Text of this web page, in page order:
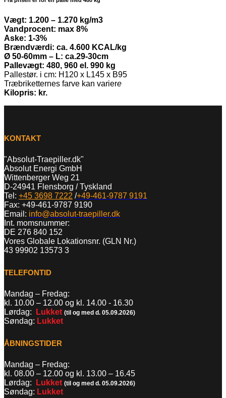
Vægt: 1.200 – 1.270 kg/m3
Vandprocent: max 8%
Aske: 1-3%
Brændværdi: ca. 4.600 KCAL/kg
Ø 50-60mm – L: ca.29-30cm
Pallevægt: 480, 960 el. 990 kg
Pallestør. i cm: H120 x L145 x B95
Træbriketternes farve kan variere
Kilopris: kr.
KONTAKT
"Absolut-Traepiller.dk"
Absolut Energi GmbH
Wittenberger Weg 21
D-24941 Flensborg / Tyskland
Tel: +45 3698 7222 /+49-461-9787 9191
Fax: +49-461-9787 9190
Email: info@absolut-traepiller.dk
Int. momsnummer:
DE 276 840 152
Vores Globale Lokationsnr. (GLN Nr.)
43 99902 13573 3
TELEFONTID
Mandag – Fredag:
kl. 10.00 – 12.00 og kl. 14.00 - 16.30
Lørdag:
Lukket (til og med d. 05.09.2026)
Søndag: Lukket
ÅBNINGSTIDER
Mandag – Fredag:
kl. 08.00 – 12.00 og kl. 13.00 – 16.45
Lørdag:
Lukket (til og med d. 05.09.2026)
Søndag: Lukket